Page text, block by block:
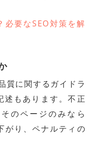
必要なSEO対策を解
質に関するガイドラ
述もあります。不正
のページのみなら
がり、ペナルティの